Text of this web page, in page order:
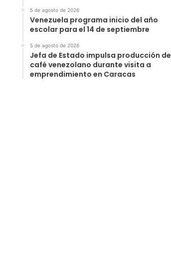
5 de agosto de 2026
Venezuela programa inicio del año
escolar para el 14 de septiembre
5 de agosto de 2026
Jefa de Estado impulsa producción de
café venezolano durante visita a
emprendimiento en Caracas